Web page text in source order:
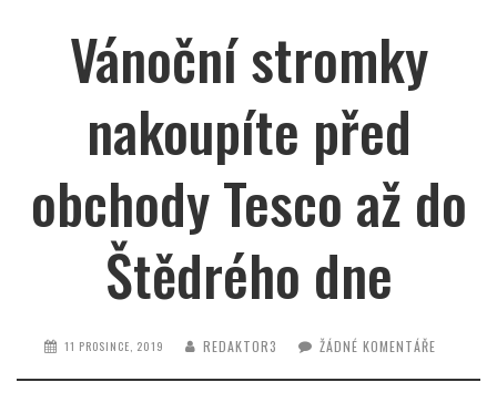
Vánoční stromky
nakoupíte před
obchody Tesco až do
Štědrého dne
11 PROSINCE, 2019 REDAKTOR3 ŽÁDNÉ KOMENTÁŘE